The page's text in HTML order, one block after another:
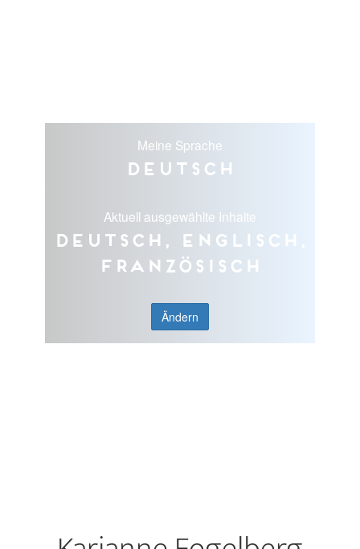
Meine Sprache
Deutsch
Aktuell ausgewählte Inhalte
Deutsch, Englisch,
Französisch
Ändern